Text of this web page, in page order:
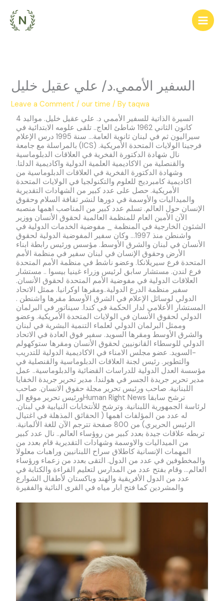
content
السفير الأممي.د/ علي عقيل خليل
Leave a Comment /our time / By taqwa
السيرة الذاتية للسفير الأممي د. علي عقيل خليل. مواليد 4
كانون الثاني 1962 شاطئ العاج.. تلقى علومه الابتدائية في
سيراليون ثم في لبنان ثانوية العامة... سنة 1995 درس الإعلام
بالمراسلة مع جامعة (ICS) فرجينا الولايات المتحدة الأمريكية.
نال شهادة الدكتورة الفخرية في العلاقات الدبلوماسية
والقنصلية من الاكاديمية العلمية الدولية واكاديمية الدلتا.
وشهادة الدكتورة الفخرية في العلاقات الدبلوماسية من
اكاديمية كامبرديج للعلوم والتكنولجيا في الولايات المتحدة
الأمريكية. حصل على عدد كبير من الشهادات التقديرية
والميداليات والأوسمة في دورها لنشر ثقافة السلام وحقوق
الإنسان حول العالم. تسلم عدد كبير من المناصب اهمها منصبه
الآن الأمين العام للمنظمة العالمية لحقوق الأنسان ووزير
الشئون الخارجية في المنظمة _ مفوضية الخدمات الدولية في
واشنطن منذ 1997... وكان سفير المفوضية الدولية لحقوق
الأنسان في لبنان والشرق الأوسط. مؤسس ورئيس رابطة ابناء
الأرض وحقوق الإنسان في لبنان سفير في منظمة الأمم
المتحدة فرع سيريلانكا. وعضو ناشط في منظمة الأمم المتحدة
فرع لندن. مستشار سابق لرئيس وزراء غينيا بيسوا .. مستشار
العلاقات الدولية في مفوضية الأمم المتحدة لحقوق الأنسان.
سفير منظمة الدرع الدولية..ومقرها اوكرانيا. ممثل الاتحاد
الدولي لوسائل الإعلام في الشرق الأوسط مقرها واشنطن .
المستشار الأعلامي لدار الحكمة في كندا. سيناتور في البرلمان
الدولي لحقوق الأنسان في الولايات المتحدة الأمريكية. وعضو
وممثل البرلمان الدولي لعلماء التنمية البشرية في لبنان
والشرق الأوسط ومقرها السويد. سفير فوق العادة في الاتحاد
الدولي للوسطاء القانونيين لحقوق الأنسان ومقرها ستوكهولم
-السويد. عضو مجلس الامناء في الاكاديمية الدولية للتدريب
والتطوير. رئيس لجنة العلاقات الدبلوماسية والقنصلية في
مؤسسة العدل الدولية للدراسات القضائية والدبلوماسية.. عمل
مدير تحرير جريدة الجسر في هولندا. مدير تحرير جريدة الخفايا
اللبنانية. صاحب ورئيس تحرير مجلة حقوق الانسان. صاحب
ورئيس تحرير موقع الHuman Right News ترشح سابقا
لرئاسة الجمهورية اللبنانية. وترشح للأنتخابات النيابية في لبنان.
له عدد من المؤلفات اهمها ( الحقائق المذهلة في اغتيال
الرئيس الحريري) من 800 صفحة تترجم الآن للغة الألمانية.
تربطه علاقات جيدة بعدد كبير من روؤساء العالم.. نال عدد كبير
من الميداليات والاوسمة وشهادات التقديرية قام بعدد من
المهمات الإنسانية كاطلاق سراح اللبنانيين وراهبات معلولا
والمخطوفين في عدد من الدول. التقى بعدد من زعماء ورؤساء
العالم... وقام بفتح عدد من المدارس لتعليم القراءة والكتابة في
عدد من الدول الأفريقية والهند وباكستان لأطفال الشوارع
والمشردين كما فتح ابار مياه في القرى النائية والفقيرة